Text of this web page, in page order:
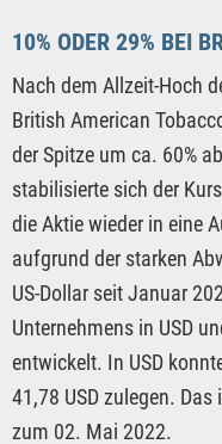
10% ODER 29% BEI
Nach dem Allzeit-Hoch
British American
der Spitze um ca. 60%
stabilisierte sich der
die Aktie wieder in eine
aufgrund der starken
US-Dollar seit Januar
Unternehmens in USD
entwickelt. In USD
41,78 USD zulegen.
zum 02. Mai 2022.